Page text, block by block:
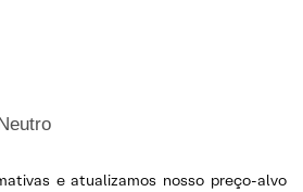
e atualizamos nosso preço-alvo